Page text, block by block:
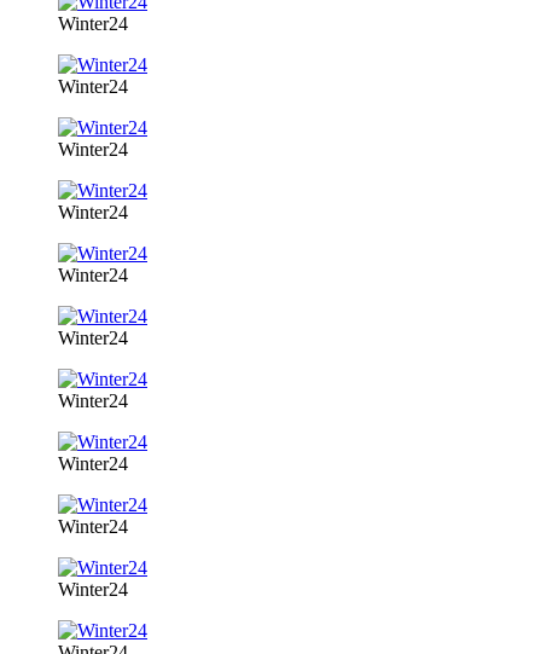
Winter24
Winter24
Winter24
Winter24
Winter24
Winter24
Winter24
Winter24
Winter24
Winter24